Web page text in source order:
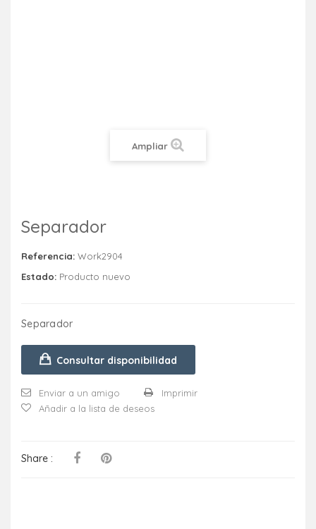
Ampliar
Separador
Referencia: Work2904
Estado: Producto nuevo
Separador
Consultar disponibilidad
Enviar a un amigo
Imprimir
Añadir a la lista de deseos
Share :